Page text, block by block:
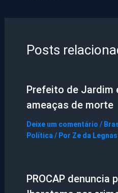
Posts
Prefeito de Jardim
ameaças de morte
Deixe um comentário /
Política / Por Ze da Legnas
PROCAP denuncia